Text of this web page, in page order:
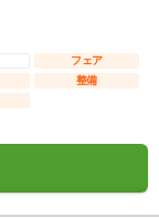
フェア
整備